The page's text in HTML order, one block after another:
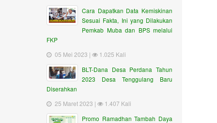
Cara Dapatkan Data Kemiskinan
Sesuai Fakta, Ini yang Dilakukan
Pemkab Muba dan BPS melalui
FKP
05 Mei 2023 |
1.025 Kali
BLT-Dana Desa Perdana Tahun
2023 Desa Tenggulang Baru
Diserahkan
25 Maret 2023 |
1.407 Kali
Promo Ramadhan Tambah Daya